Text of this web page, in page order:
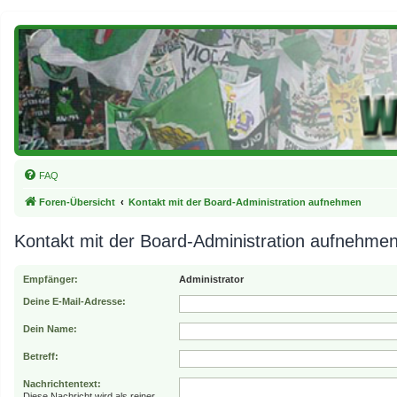
FAQ
Foren-Übersicht Kontakt mit der Board-Administration aufnehmen
Kontakt mit der Board-Administration
Empfänger: Administrator
Deine E-Mail-Adresse:
Dein Name:
Betreff:
Nachrichtentext: